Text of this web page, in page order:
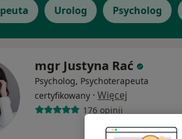
Urolog Psycholog
mgr Justyna Rać
Psycholog, Psychoterapeuta
certyfikowany · Więcej
176 opinii